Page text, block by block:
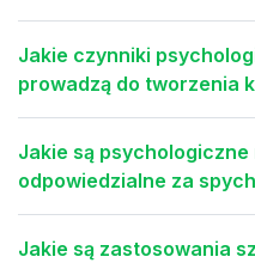
Jakie czynniki
prowadzą do tworzenia
Jakie są
odpowiedzialne za
Jakie są zastosowania